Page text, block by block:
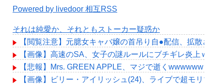
Powered by livedoor 相互RSS
それは純愛か、それともストーカー疑惑か
【閲覧注意】元臆女キャバ嬢の首吊り自●配信、拡散さ
【画像】高速のSA、女子の謎ルールにブチギレ炎上ｗ
【悲報】Mrs. GREEN APPLE、マジで逝くwwwwww
【画像】ビリー・アイリッシュ(24)、ライブで超モリ